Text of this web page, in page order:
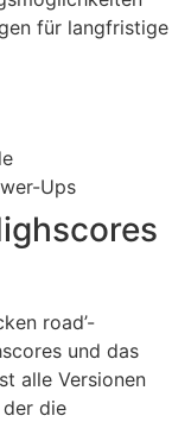
für langfristige
Ups
road’-
und das
alle Versionen
der die